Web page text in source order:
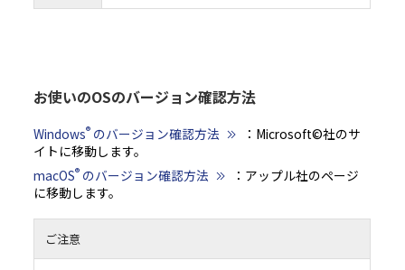
お使いのOSのバージョン確認方法
Windows® のバージョン確認方法
：Microsoft©社のサ
イトに移動します。
macOS® のバージョン確認方法
：アップル社のページ
に移動します。
ご注意